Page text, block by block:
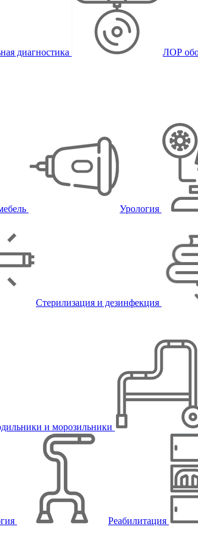
диагностика ЛОР
Урология
Стерилизация и дезинфекция
и морозильники
Реабилитация